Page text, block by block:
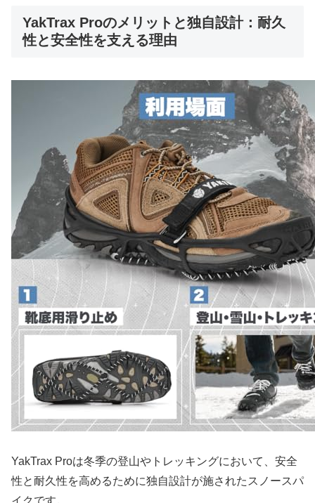
YakTrax Proのメリットと独自設計：耐久
性と安全性を支える理由
YakTrax Proは冬季の登山やトレッキングにおいて、安全
性と耐久性を高めるために独自設計が施されたスノースパ
イクです。